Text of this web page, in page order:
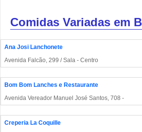
Comidas Variadas em
Ana Josi Lanchonete
Avenida Falcão, 299 / Sala - Centro
Bom Bom Lanches e Restaurante
Avenida Vereador Manuel José Santos, 708 -
Creperia La Coquille